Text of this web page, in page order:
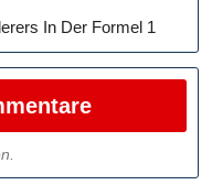
In Der Formel 1